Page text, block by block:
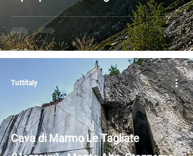
Cava di Marmo Le Tagliate
Tuttitaly